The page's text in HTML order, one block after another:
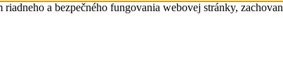
a bezpečného fungovania webovej stránky,